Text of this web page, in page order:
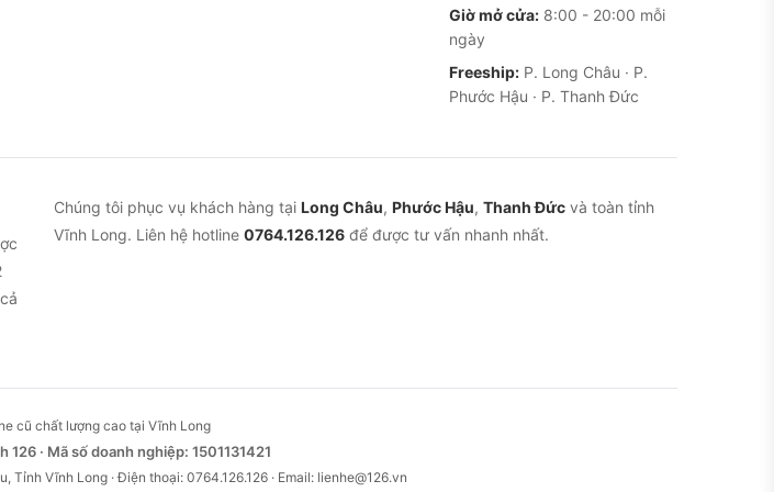
Bionic vẫn chạy trơn tru các ứng dụng nặng và game đồ
dụng, game, âm thanh đều tốt, không bị nóng máy” sau
ăn uống, gia đình, du lịch đăng mạng xã hội thì gần như
Giờ mở cửa: 8:00 - 20:00 mỗi
ngày
Freeship: P. Long Châu · P.
Phước Hậu · P. Thanh Đức
Chúng tôi phục vụ khách hàng tại Long Châu, Phước Hậu, Thanh Đức và toàn tỉnh
Vĩnh Long. Liên hệ hotline 0764.126.126 để được tư vấn nhanh nhất.
cũ chất lượng cao tại Vĩnh Long
· Mã số doanh nghiệp: 1501131421
Vĩnh Long · Điện thoại: 0764.126.126 · Email: lienhe@126.vn